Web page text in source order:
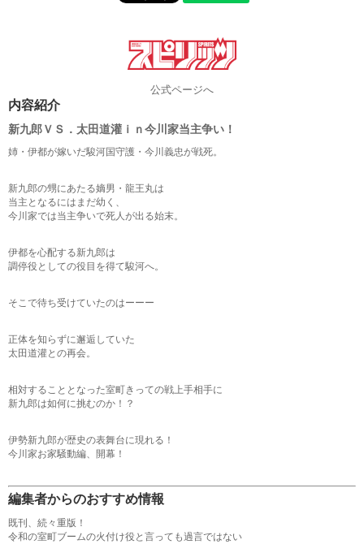
公式ページへ
内容紹介
新九郎ＶＳ．太田道灌ｉｎ今川家当主争い！
姉・伊都が嫁いだ駿河国守護・今川義忠が戦死。
新九郎の甥にあたる嫡男・龍王丸は
当主となるにはまだ幼く、
今川家では当主争いで死人が出る始末。
伊都を心配する新九郎は
調停役としての役目を得て駿河へ。
そこで待ち受けていたのはーーー
正体を知らずに邂逅していた
太田道灌との再会。
相対することとなった室町きっての戦上手相手に
新九郎は如何に挑むのか！？
伊勢新九郎が歴史の表舞台に現れる！
今川家お家騒動編、開幕！
編集者からのおすすめ情報
既刊、続々重版！
令和の室町ブームの火付け役と言っても過言ではない